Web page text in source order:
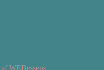
WEBessens